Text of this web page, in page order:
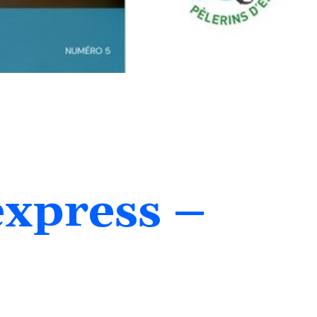
Faire un don
English
–